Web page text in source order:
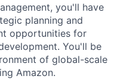
you'll have
planning and
opportunities for
You'll be
of global-scale
Amazon.